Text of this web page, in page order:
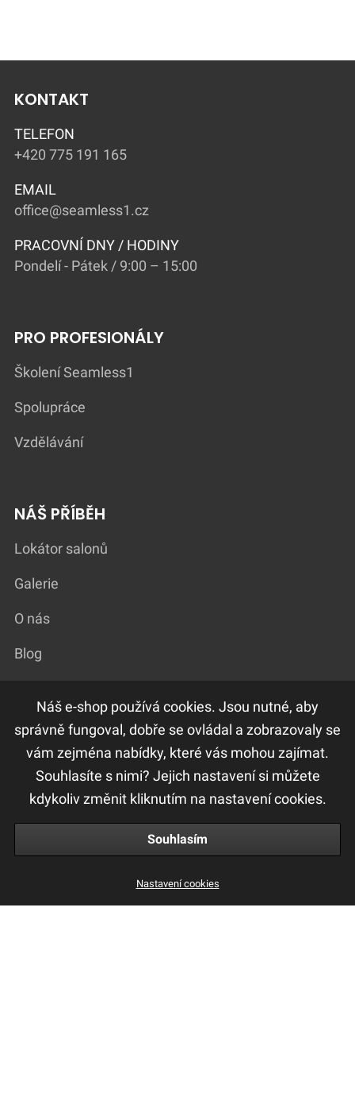
KONTAKT
TELEFON
+420 775 191 165
EMAIL
office@seamless1.cz
PRACOVNÍ DNY / HODINY
Pondelí - Pátek / 9:00 – 15:00
PRO PROFESIONÁLY
Školení Seamless1
Spolupráce
Vzdělávání
NÁŠ PŘÍBĚH
Lokátor salonů
Galerie
O nás
Blog
DŮLEŽITÉ ODKAZY
F.A.Q
Ochrana osobních údajů
Obchodní a reklamační podmínky
Náš e-shop používá cookies. Jsou nutné, aby
správně fungoval, dobře se ovládal a zobrazovaly se
vám zejména nabídky, které vás mohou zajímat.
Souhlasíte s nimi? Jejich nastavení si můžete
kdykoliv změnit kliknutím na nastavení cookies.
Souhlasím
Nastavení cookies